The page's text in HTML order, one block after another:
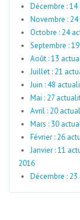
Décembre :
Novembre :
Octobre : 24
Septembre :
Août : 13
Juillet : 21
Juin : 48
Mai : 27
Avril : 20
Mars : 30
Février : 26
Janvier : 11
2016
Décembre :